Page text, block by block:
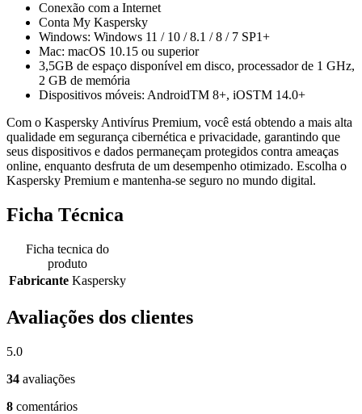
Conexão com a Internet
Conta My Kaspersky
Windows: Windows 11 / 10 / 8.1 / 8 / 7 SP1+
Mac: macOS 10.15 ou superior
3,5GB de espaço disponível em disco, processador de 1 GHz,
2 GB de memória
Dispositivos móveis: AndroidTM 8+, iOSTM 14.0+
Com o Kaspersky Antivírus Premium, você está obtendo a mais alta
qualidade em segurança cibernética e privacidade, garantindo que
seus dispositivos e dados permaneçam protegidos contra ameaças
online, enquanto desfruta de um desempenho otimizado. Escolha o
Kaspersky Premium e mantenha-se seguro no mundo digital.
Ficha Técnica
Ficha tecnica do
produto
Fabricante Kaspersky
Avaliações dos clientes
5.0
34 avaliações
8 comentários